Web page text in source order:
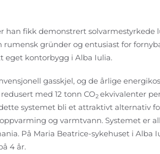
han fikk demonstrert
rumensk gründer og entusiast for
eget kontorbygg i Alba Iulia.
gasskjel, og de årlige
med 12 tonn CO2 ekvivalenter
systemet bli et attraktivt alternativ
og varmtvann. Systemet er
På Maria Beatrice-sykehuset i Alba
4 år.